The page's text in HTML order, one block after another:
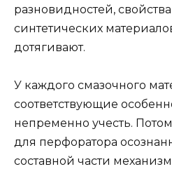
разновидностей,
синтетических
дотягивают.
У каждого смазочного
соответствующие
непременно учесть.
для перфоратора
составной части